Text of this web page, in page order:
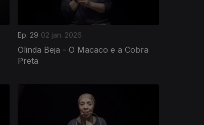
Ep. 29 02 jan. 2026
Olinda Beja - O Macaco e a Cobra
Preta